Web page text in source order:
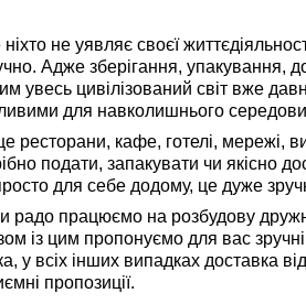
не уявляє своєї
Адже зберігання, упакування,
увесь цивілізований світ вже
для навколишнього
ресторани, кафе, готелі, мережі,
подати, запакувати чи якісно
для себе додому, це дуже
радо працюємо на розбудову
із цим пропонуємо для вас
у всіх інших випадках
пропозиції.